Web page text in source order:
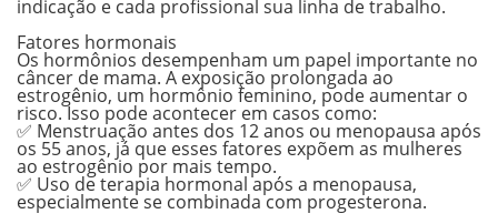
indicação e cada profissional sua linha de trabalho.
Fatores hormonais
Os hormônios desempenham um papel importante no
câncer de mama. A exposição prolongada ao
estrogênio, um hormônio feminino, pode aumentar o
risco. Isso pode acontecer em casos como:
✅ Menstruação antes dos 12 anos ou menopausa após
os 55 anos, já que esses fatores expõem as mulheres
ao estrogênio por mais tempo.
✅ Uso de terapia hormonal após a menopausa,
especialmente se combinada com progesterona.